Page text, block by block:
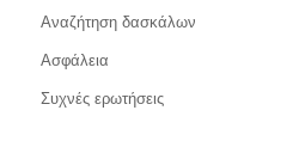
Αναζήτηση δασκάλων
Ασφάλεια
Συχνές ερωτήσεις